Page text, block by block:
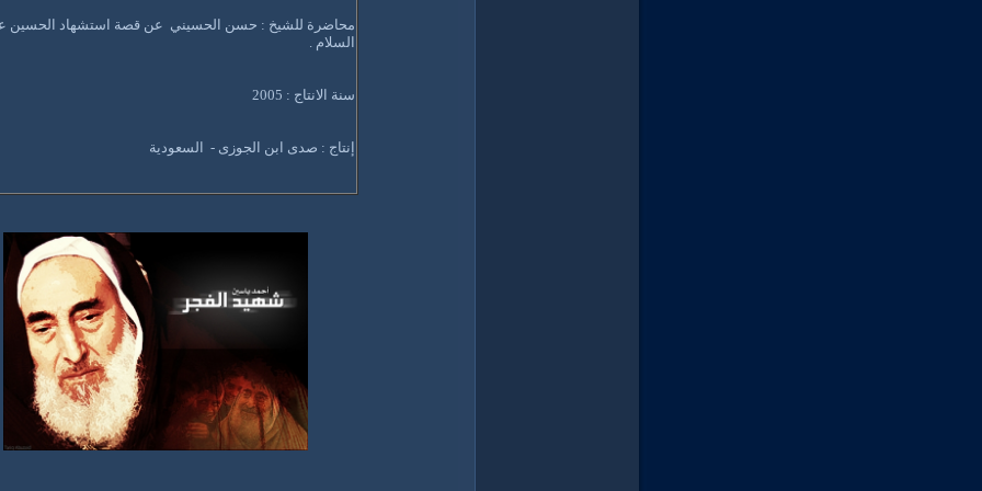
محاضرة للشيخ : حسن الحسيني عن قصة استشهاد الحسين
السلام .
سنة الانتاج : 2005
إنتاج : صدى ابن الجوزى - السعودية